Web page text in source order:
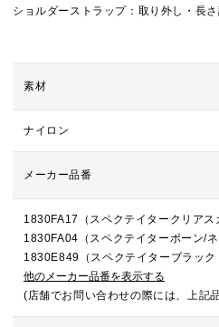
ショルダーストラップ：取り外し・長
素材
ナイロン
メーカー品番
1830FA17（スペクテイタークリアス
1830FA04（スペクテイターボーン/ネ
1830E849（スペクテイターブラック
他のメーカー品番を表示する
(店舗でお問い合わせの際には、上記